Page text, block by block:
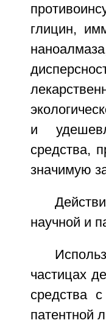
глицин,
и
средства,
значимую
научной и
частицах
средства
патентной